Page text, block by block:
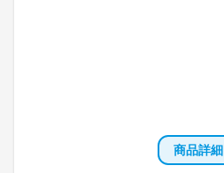
商品詳細